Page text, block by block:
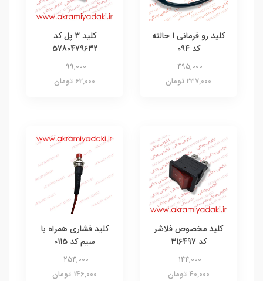
کلید رو فرمانی 1 حالته
کد 094
495,000
237,000 تومان
کلید 3 پل کد
5780479632
99,000
62,000 تومان
کلید مخصوص فلاشر
کد 316497
144,000
40,000 تومان
کلید فشاری همراه با
سیم کد 0115
254,000
146,000 تومان